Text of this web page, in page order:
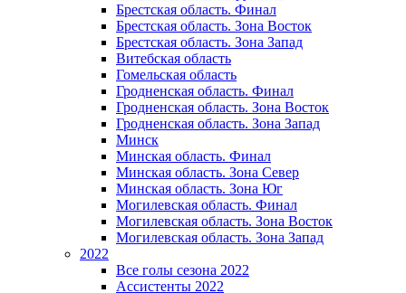
Брестская область. Финал
Брестская область. Зона Восток
Брестская область. Зона Запад
Витебская область
Гомельская область
Гродненская область. Финал
Гродненская область. Зона Восток
Гродненская область. Зона Запад
Минск
Минская область. Финал
Минская область. Зона Север
Минская область. Зона Юг
Могилевская область. Финал
Могилевская область. Зона Восток
Могилевская область. Зона Запад
2022
Все голы сезона 2022
Ассистенты 2022